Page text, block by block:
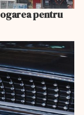
pentru